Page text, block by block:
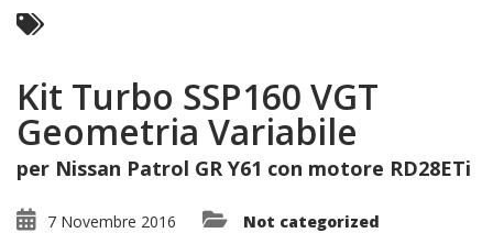
Kit Turbo SSP160 VGT
Geometria Variabile
per Nissan Patrol GR Y61 con motore RD28ETi
7 Novembre 2016
Not categorized